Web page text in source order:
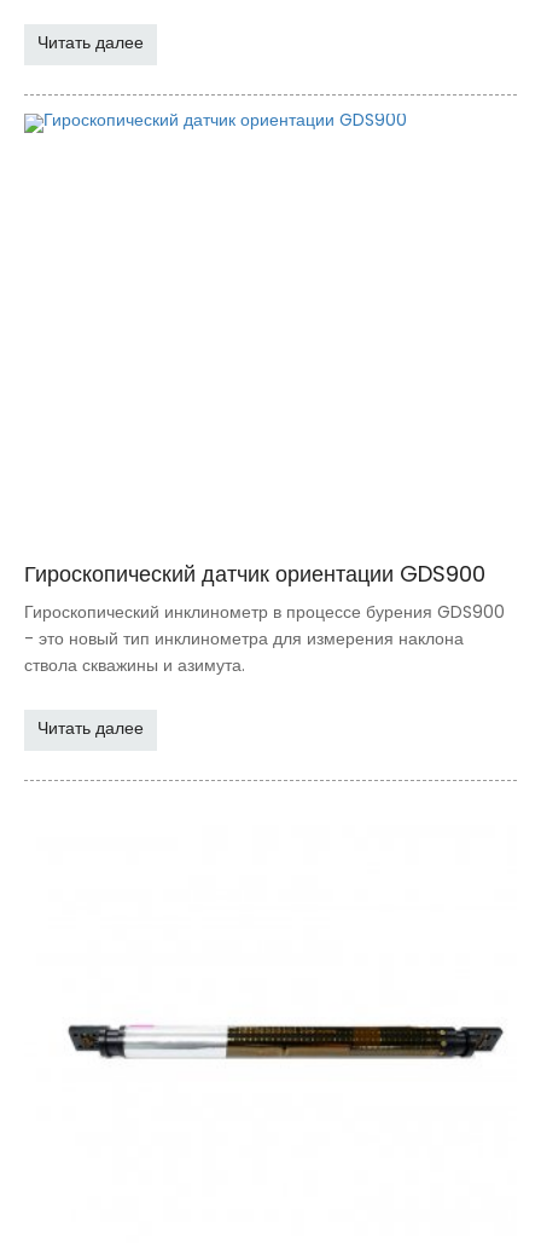
Читать далее
Гироскопический датчик ориентации GDS900
Гироскопический инклинометр в процессе бурения GDS900
- это новый тип инклинометра для измерения наклона
ствола скважины и азимута.
Читать далее